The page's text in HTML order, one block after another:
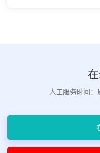
人工服务时间